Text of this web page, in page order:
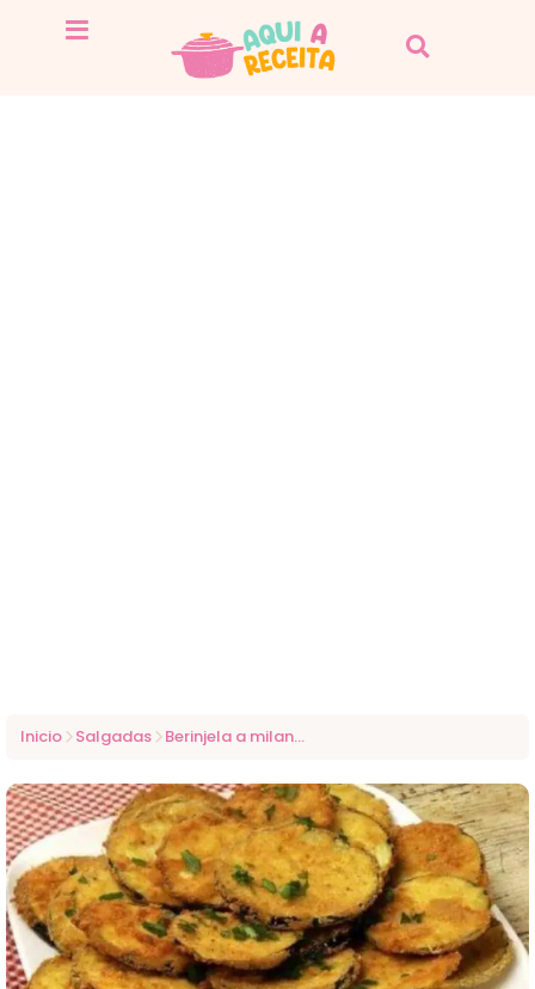
Inicio Salgadas Berinjela a milanesa sequinha e saborosa